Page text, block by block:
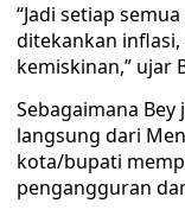
“Jadi setiap
ditekankan
kemiskinan,” ujar
Sebagaimana
langsung dari
kota/bupati
pengangguran